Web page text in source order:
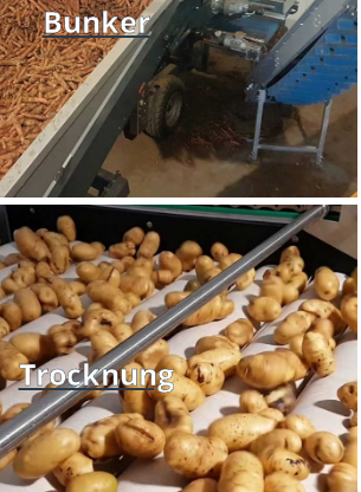
Bunker
Trocknung